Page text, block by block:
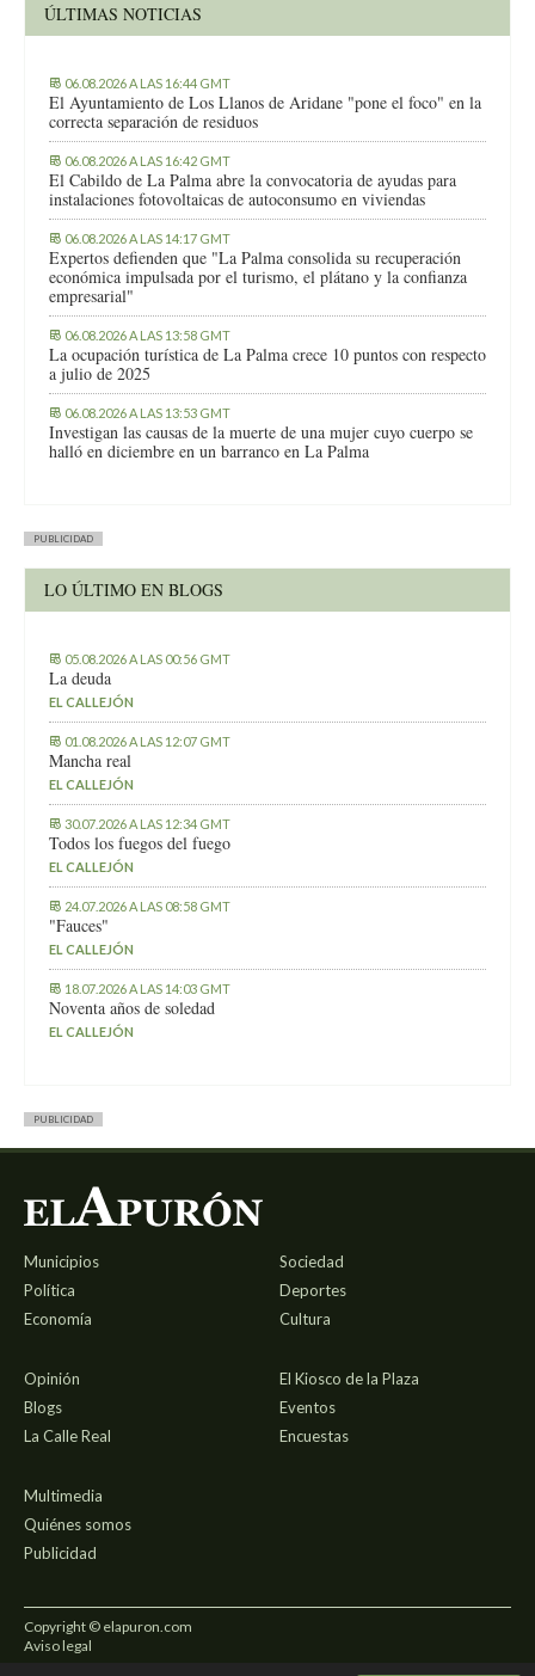
ÚLTIMAS NOTICIAS
06.08.2026 A LAS 16:44 GMT
El Ayuntamiento de Los Llanos de Aridane "pone el foco" en la
correcta separación de residuos
06.08.2026 A LAS 16:42 GMT
El Cabildo de La Palma abre la convocatoria de ayudas para
instalaciones fotovoltaicas de autoconsumo en viviendas
06.08.2026 A LAS 14:17 GMT
Expertos defienden que "La Palma consolida su recuperación
económica impulsada por el turismo, el plátano y la confianza
empresarial"
06.08.2026 A LAS 13:58 GMT
La ocupación turística de La Palma crece 10 puntos con respecto
a julio de 2025
06.08.2026 A LAS 13:53 GMT
Investigan las causas de la muerte de una mujer cuyo cuerpo se
halló en diciembre en un barranco en La Palma
PUBLICIDAD
LO ÚLTIMO EN BLOGS
05.08.2026 A LAS 00:56 GMT
La deuda
EL CALLEJÓN
01.08.2026 A LAS 12:07 GMT
Mancha real
EL CALLEJÓN
30.07.2026 A LAS 12:34 GMT
Todos los fuegos del fuego
EL CALLEJÓN
24.07.2026 A LAS 08:58 GMT
"Fauces"
EL CALLEJÓN
18.07.2026 A LAS 14:03 GMT
Noventa años de soledad
EL CALLEJÓN
PUBLICIDAD
Municipios
Política
Economía
Sociedad
Deportes
Cultura
Opinión
Blogs
La Calle Real
El Kiosco de la Plaza
Eventos
Encuestas
Multimedia
Quiénes somos
Publicidad
Copyright © elapuron.com
Aviso legal